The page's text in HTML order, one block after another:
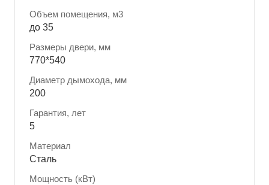
Объем помещения, м3
до 35
Размеры двери, мм
770*540
Диаметр дымохода, мм
200
Гарантия, лет
5
Материал
Сталь
Мощность (кВт)